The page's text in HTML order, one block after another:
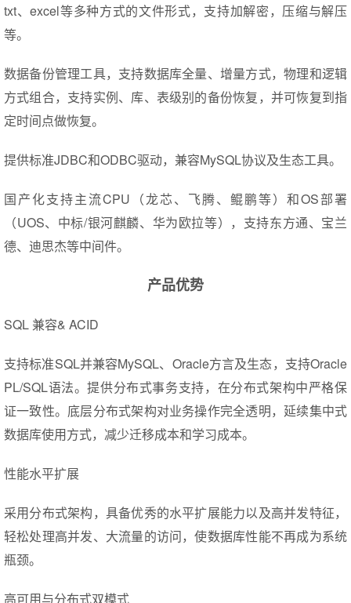
txt、excel等多种方式的文件形式，支持加解密，压缩与解压
等。
数据备份管理工具，支持数据库全量、增量方式，物理和逻辑
方式组合，支持实例、库、表级别的备份恢复，并可恢复到指
定时间点做恢复。
提供标准JDBC和ODBC驱动，兼容MySQL协议及生态工具。
国产化支持主流CPU（龙芯、飞腾、鲲鹏等）和OS部署
（UOS、中标/银河麒麟、华为欧拉等），支持东方通、宝兰
德、迪思杰等中间件。
产品优势
SQL 兼容& ACID
支持标准SQL并兼容MySQL、Oracle方言及生态，支持Oracle
PL/SQL语法。提供分布式事务支持，在分布式架构中严格保
证一致性。底层分布式架构对业务操作完全透明，延续集中式
数据库使用方式，减少迁移成本和学习成本。
性能水平扩展
采用分布式架构，具备优秀的水平扩展能力以及高并发特征，
轻松处理高并发、大流量的访问，使数据库性能不再成为系统
瓶颈。
高可用与分布式双模式